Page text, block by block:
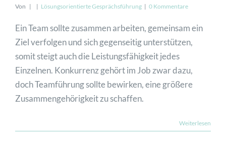
Von | | Lösungsorientierte Gesprächsführung | 0 Kommentare
Ein Team sollte zusammen arbeiten, gemeinsam ein
Ziel verfolgen und sich gegenseitig unterstützen,
somit steigt auch die Leistungsfähigkeit jedes
Einzelnen. Konkurrenz gehört im Job zwar dazu,
doch Teamführung sollte bewirken, eine größere
Zusammengehörigkeit zu schaffen.
Weiterlesen